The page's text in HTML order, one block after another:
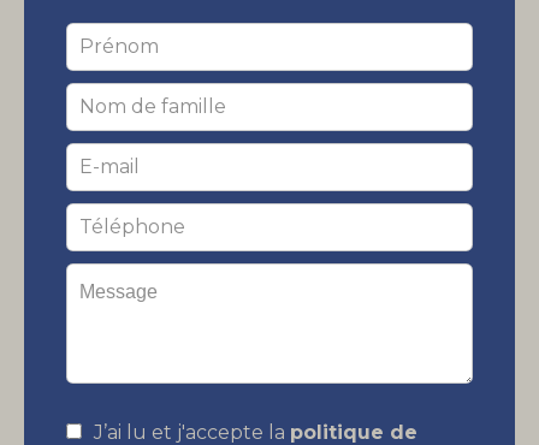
J’ai lu et j'accepte la politique de